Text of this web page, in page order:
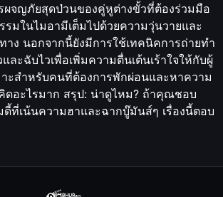
ผจญภัยสุดป่วนของคู่หูต่างขั้วที่ต้องร่วมมือ
มในไมอามีเต็มไปด้วยความวุ่นวายและ
ทาง นอกจากนี้ยังมีการใช้เทคนิคการถ่ายทำ
ละฉับไวเพื่อเพิ่มความตื่นเต้นเร้าใจให้กับผู้
าะสำหรับคนที่ต้องการพักผ่อนและหาความ
ดอะไรมาก สรุป: น่าดูไหม? ถ้าคุณชอบ
ที่เน้นความฮาและฉากบู๊มันส์ๆ เรื่องนี้ตอบ